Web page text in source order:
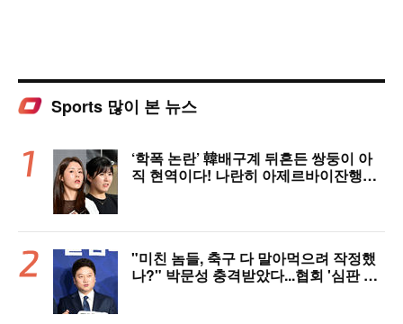
Sports 많이 본 뉴스
‘학폭 논란’ 韓배구계 뒤흔든 쌍둥이 아
직 현역이다! 나란히 아제르바이잔행→5
"미친 놈들, 축구 다 말아먹으려 작정했
나?" 박문성 충격받았다...협회 '심판 성